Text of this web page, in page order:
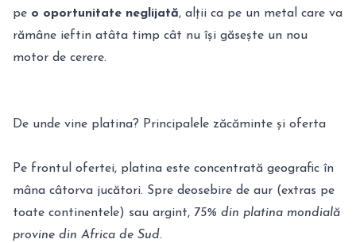
pe o oportunitate neglijată, alții ca pe un metal care va
rămâne ieftin atâta timp cât nu își găsește un nou
motor de cerere.
De unde vine platina? Principalele zăcăminte și oferta
Pe frontul ofertei, platina este concentrată geografic în
mâna câtorva jucători. Spre deosebire de aur (extras pe
toate continentele) sau argint, 75% din platina mondială
provine din Africa de Sud.